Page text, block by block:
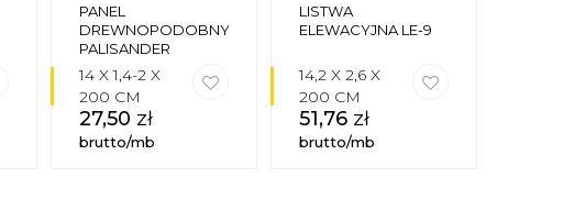
PANEL
DREWNOPODOBNY
PALISANDER
CIEMNY
14 X 1,4-2 X
200 CM
27,50 zł
brutto/mb
LISTWA
ELEWACYJNA LE-9
14,2 X 2,6 X
200 CM
51,76 zł
brutto/mb